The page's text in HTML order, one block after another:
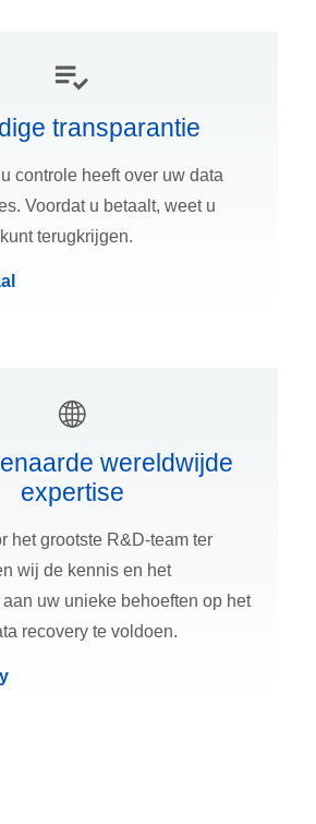
transparantie
controle heeft over uw data
Voordat u betaalt, weet u
terugkrijgen.
wereldwijde
expertise
het grootste R&D-team ter
wij de kennis en het
uw unieke behoeften op het
recovery te voldoen.